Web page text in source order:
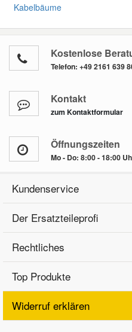
Kabelbäume
Kostenlose
Telefon: +49 2161 639
Kontakt
zum Kontaktformular
Öffnungszeiten
Mo - Do: 8:00 - 18:00
Kundenservice
Der Ersatzteileprofi
Rechtliches
Top Produkte
Widerruf erklären